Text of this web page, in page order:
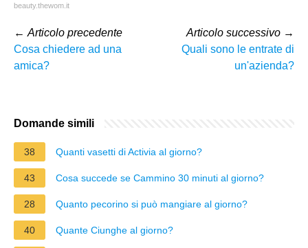
beauty.thewom.it
← Articolo precedente
Cosa chiedere ad una
amica?
Articolo successivo →
Quali sono le entrate di
un'azienda?
Domande simili
38 Quanti vasetti di Activia al giorno?
43 Cosa succede se Cammino 30 minuti al giorno?
28 Quanto pecorino si può mangiare al giorno?
40 Quante Ciunghe al giorno?